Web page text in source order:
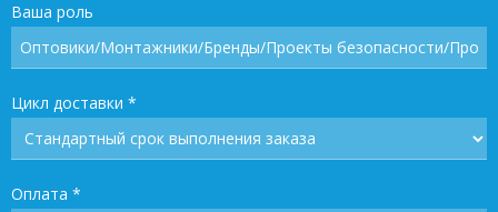
Ваша роль
Цикл доставки *
Оплата *